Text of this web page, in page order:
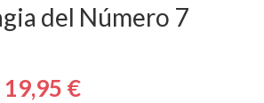
del Número 7
19,95 €